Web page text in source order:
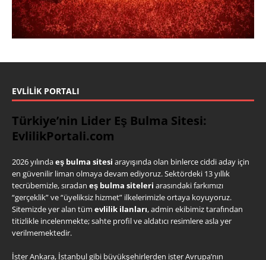
EVLILIK PORTALI
Türkiye’nin Lider Eş Bulma Sitesi:
EvlilikPortali.com
2026 yılındaeş bulma sitesi arayışında olan binlerce ciddi aday için
en güvenilir liman olmaya devam ediyoruz. Sektördeki 13 yıllık
tecrübemizle, sıradan eş bulma siteleri arasındaki farkımızı
“gerçeklik” ve “üyeliksiz hizmet” ilkelerimizle ortaya koyuyoruz.
Sitemizde yer alan tüm evlilik ilanları, admin ekibimiz tarafından
titizlikle incelenmekte; sahte profil ve aldatıcı resimlere asla yer
verilmemektedir.
İster Ankara, İstanbul gibi büyükşehirlerden ister Avrupa’nın